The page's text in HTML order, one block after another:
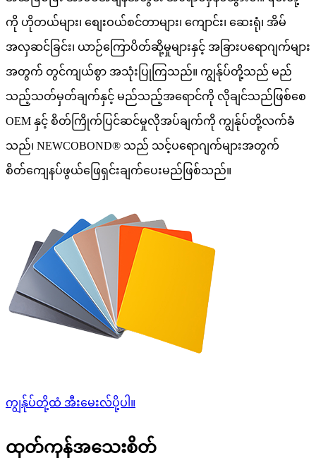
ကို ဟိုတယ်များ၊ စျေးဝယ်စင်တာများ၊ ကျောင်း၊ ဆေးရုံ၊ အိမ်
အလှဆင်ခြင်း၊ ယာဉ်ကြောပိတ်ဆို့မှုများနှင့် အခြားပရောဂျက်များ
အတွက် တွင်ကျယ်စွာ အသုံးပြုကြသည်။ ကျွန်ုပ်တို့သည် မည်
သည့်သတ်မှတ်ချက်နှင့် မည်သည့်အရောင်ကို လိုချင်သည်ဖြစ်စေ
OEM နှင့် စိတ်ကြိုက်ပြင်ဆင်မှုလိုအပ်ချက်ကို ကျွန်ုပ်တို့လက်ခံ
သည်၊ NEWCOBOND® သည် သင့်ပရောဂျက်များအတွက်
စိတ်ကျေနပ်ဖွယ်ဖြေရှင်းချက်ပေးမည်ဖြစ်သည်။
ကျွန်ုပ်တို့ထံ အီးမေးလ်ပို့ပါ။
ထုတ်ကုန်အသေးစိတ်